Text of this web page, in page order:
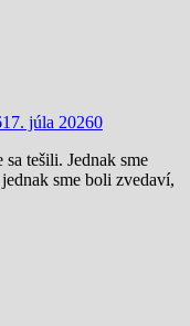
17. júla 20260
tešili. Jednak sme
sme boli zvedaví,